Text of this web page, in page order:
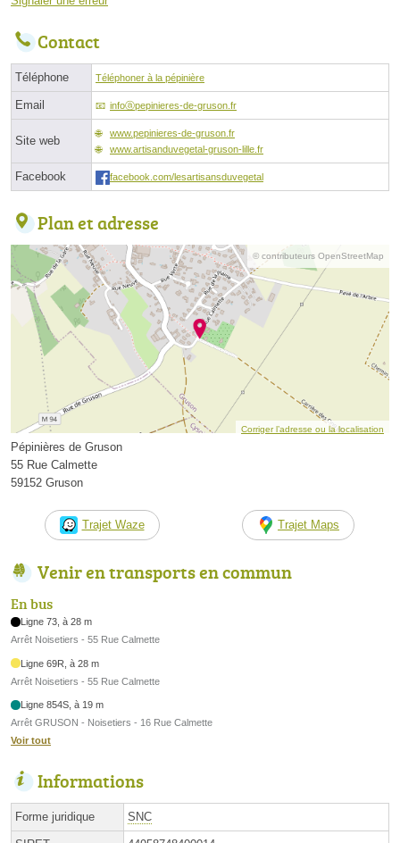
Contact
Téléphone Téléphoner à la pépinière
Email infoⓐpepinieres-de-gruson.fr
Site web
www.pepinieres-de-gruson.fr
www.artisanduvegetal-gruson-lille.fr
Facebook facebook.com/lesartisansduvegetal
Plan et adresse
© contributeurs OpenStreetMap
Corriger l’adresse ou la localisation
Pépinières de Gruson
55 Rue Calmette
59152 Gruson
Trajet Waze Trajet Maps
Venir en transports en commun
En bus
Ligne 73, à 28 m
Arrêt Noisetiers - 55 Rue Calmette
Ligne 69R, à 28 m
Arrêt Noisetiers - 55 Rue Calmette
Ligne 854S, à 19 m
Arrêt GRUSON - Noisetiers - 16 Rue Calmette
Voir tout
Informations
Forme juridique SNC